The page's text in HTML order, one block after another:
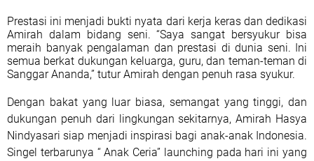
Prestasi ini menjadi bukti nyata dari kerja keras dan dedikasi
Amirah dalam bidang seni. “Saya sangat bersyukur bisa
meraih banyak pengalaman dan prestasi di dunia seni. Ini
semua berkat dukungan keluarga, guru, dan teman-teman di
Sanggar Ananda,” tutur Amirah dengan penuh rasa syukur.
Dengan bakat yang luar biasa, semangat yang tinggi, dan
dukungan penuh dari lingkungan sekitarnya, Amirah Hasya
Nindyasari siap menjadi inspirasi bagi anak-anak Indonesia.
Singel terbarunya “ Anak Ceria” launching pada hari ini yang